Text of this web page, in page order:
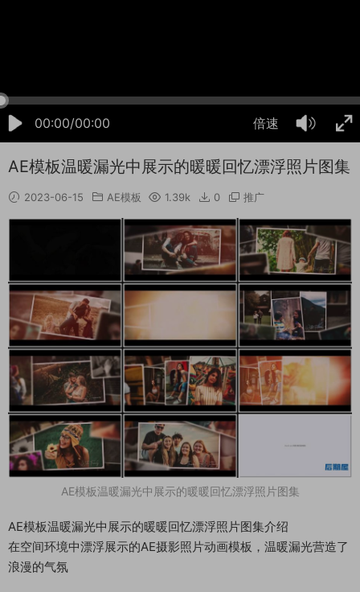
00:00/00:00 倍速
AE模板温暖漏光中展示的暖暖回忆漂浮照片图集
2023-06-15 AE模板 1.39k 0 推广
AE模板温暖漏光中展示的暖暖回忆漂浮照片图集
AE模板温暖漏光中展示的暖暖回忆漂浮照片图集介绍
在空间环境中漂浮展示的AE摄影照片动画模板，温暖漏光营造了
浪漫的气氛